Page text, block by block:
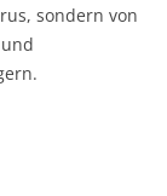
sondern von